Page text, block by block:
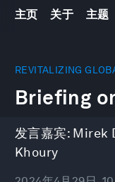
主页 关于 主题
REVITALIZING
Briefing
发言嘉宾: Mirek
Khoury
seconds
54
minutes,
seconds